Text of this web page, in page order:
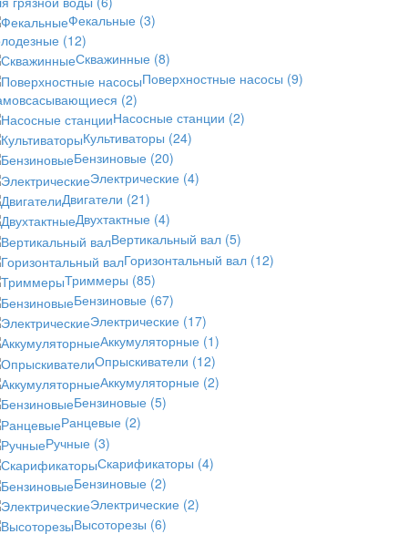
Фекальные (3)
(12)
Скважинные (8)
Поверхностные насосы (9)
(2)
Насосные станции (2)
Культиваторы (24)
Бензиновые (20)
Электрические (4)
Двигатели (21)
Двухтактные (4)
Вертикальный вал (5)
Горизонтальный вал (12)
Триммеры (85)
Бензиновые (67)
Электрические (17)
Аккумуляторные (1)
Опрыскиватели (12)
Аккумуляторные (2)
Бензиновые (5)
Ранцевые (2)
Ручные (3)
Скарификаторы (4)
Бензиновые (2)
Электрические (2)
Высоторезы (6)